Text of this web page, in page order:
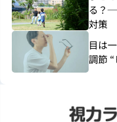
る？
対策
目は
調節